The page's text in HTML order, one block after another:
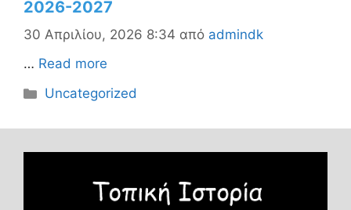
2026-2027
30 Απριλίου, 2026 8:34 από admindk
… Read more
Κατηγορίες
Uncategorized